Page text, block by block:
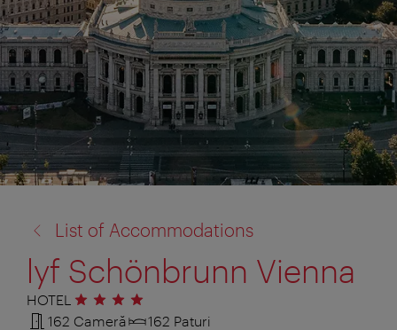
la:
List of Accommodations
lyf Schönbrunn Vienna
HOTEL 4 stele
162 Cameră
162 Paturi